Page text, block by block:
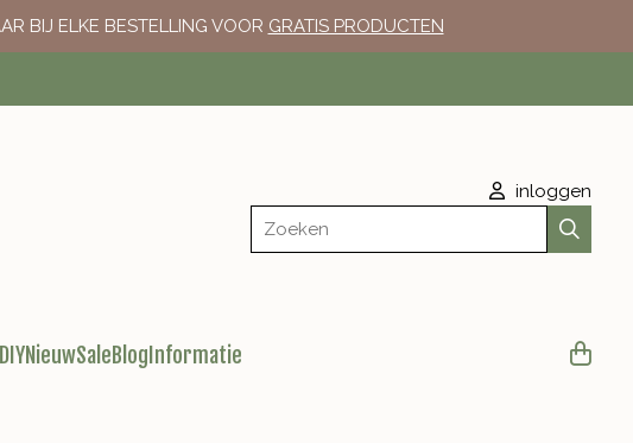
BIJ ELKE BESTELLING VOOR GRATIS PRODUCTEN
inloggen
Zoeken
DIYNieuwSaleBlog Informatie